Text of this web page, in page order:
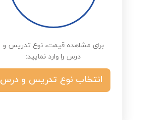
برای مشاهده قیمت، نوع تدریس و
درس را وارد نمایید:
انتخاب نوع تدریس و درس